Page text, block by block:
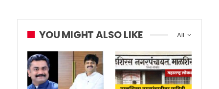
All
YOU MIGHT ALSO LIKE